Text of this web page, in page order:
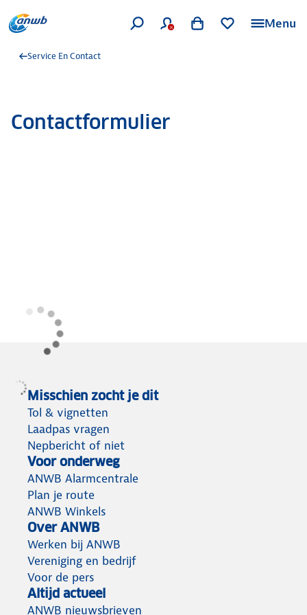
Menu
Service En Contact
Contactformulier
Misschien zocht je dit
Tol & vignetten
Laadpas vragen
Nepbericht of niet
Voor onderweg
ANWB Alarmcentrale
Plan je route
ANWB Winkels
Over ANWB
Werken bij ANWB
Vereniging en bedrijf
Voor de pers
Altijd actueel
ANWB nieuwsbrieven